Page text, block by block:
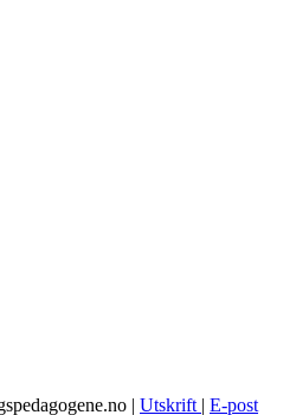
| Utskrift | E-post